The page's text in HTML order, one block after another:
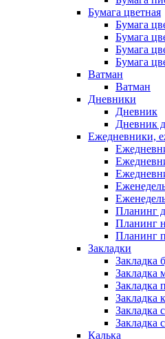
Бумага цветная
Бумага
Бумага
Бумага
Бумага
Ватман
Ватман
Дневники
Дневник
Дневник
Ежедневники,
Планинг
Планинг
Планинг
Закладки
Закладка
Закладка
Закладка
Закладка
Закладка
Закладка
Калька